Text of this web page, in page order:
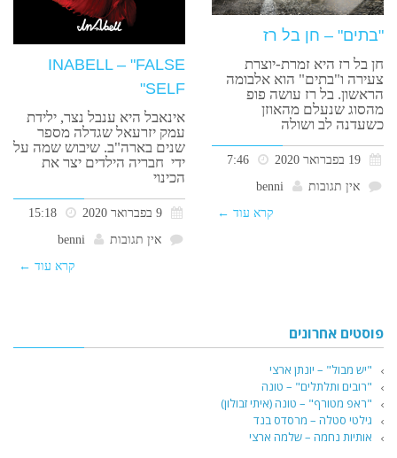
"בתים" – חן בל רז
חן בל רז היא זמרת-יוצרת
צעירה ו"בתים" הוא אלבומה
הראשון. בל רז עושה פופ
מהסוג שנעלם מהאוזן
כשעדנה לב ושולה
אין תגובות
benni
קרא עוד ←
INABELL – "FALSE
SELF"
אינאבל היא ענבל נצר, ילידת
עמק יזרעאל שגדלה מספר
שנים בארה"ב. שיבוש שמה על
ידי חבריה הילדים יצר את
הכינוי
אין תגובות
benni
קרא עוד ←
פוסטים אחרונים
"יש מבול" – יונתן ארצי
"רובים ותלתלים" – טונה
"ראפ מטורף" – טונה (איתי זבולון)
גילטי סטלה – מרסדס בנד
אותיות נחמה – שלמה ארצי